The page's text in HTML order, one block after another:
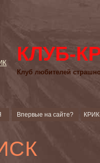
КЛУБ-
Клуб любителей
Впервые на сайте?